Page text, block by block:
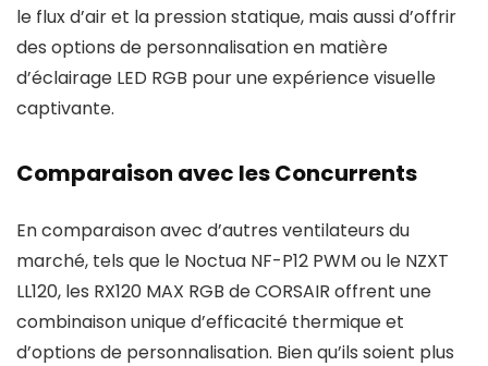
le flux d’air et la pression statique, mais aussi d’offrir
des options de personnalisation en matière
d’éclairage LED RGB pour une expérience visuelle
captivante.
Comparaison avec les Concurrents
En comparaison avec d’autres ventilateurs du
marché, tels que le Noctua NF-P12 PWM ou le NZXT
LL120, les RX120 MAX RGB de CORSAIR offrent une
combinaison unique d’efficacité thermique et
d’options de personnalisation. Bien qu’ils soient plus